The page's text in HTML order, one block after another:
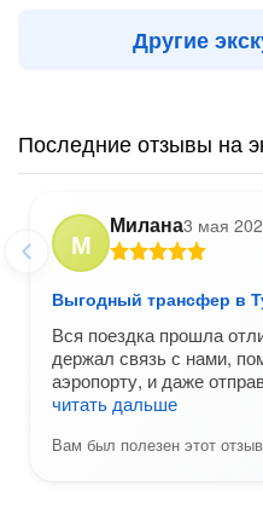
Другие
Последние отзывы на
М
Милана3 мая
Выгодный трансфер в
Вся поездка прошла
держал связь с нами,
аэропорту, и даже
читать дальше
Вам был полезен этот